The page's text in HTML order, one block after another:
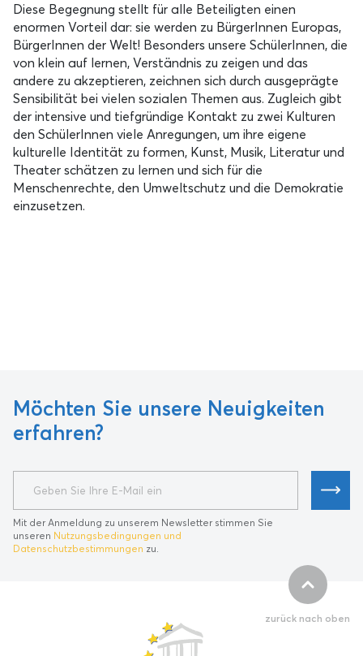
Diese Begegnung stellt für alle Beteiligten einen
enormen Vorteil dar: sie werden zu BürgerInnen Europas,
BürgerInnen der Welt! Besonders unsere SchülerInnen, die
von klein auf lernen, Verständnis zu zeigen und das
andere zu akzeptieren, zeichnen sich durch ausgeprägte
Sensibilität bei vielen sozialen Themen aus. Zugleich gibt
der intensive und tiefgründige Kontakt zu zwei Kulturen
den SchülerInnen viele Anregungen, um ihre eigene
kulturelle Identität zu formen, Kunst, Musik, Literatur und
Theater schätzen zu lernen und sich für die
Menschenrechte, den Umweltschutz und die Demokratie
einzusetzen.
Möchten Sie unsere Neuigkeiten
erfahren?
Mit der Anmeldung zu unserem Newsletter stimmen Sie
unseren Nutzungsbedingungen und
Datenschutzbestimmungen zu.
zurück nach oben